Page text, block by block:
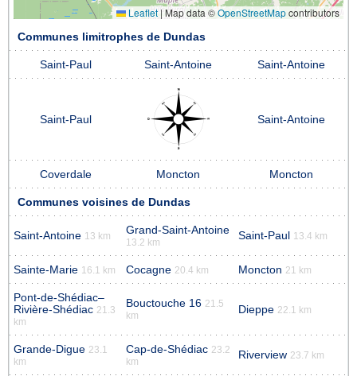
Leaflet | Map data ©OpenStreetMapcontributors
Communes limitrophes de Dundas
Saint-Paul Saint-Antoine Saint-Antoine
Saint-Paul Saint-Antoine
Coverdale Moncton Moncton
Communes voisines de Dundas
Saint-Antoine 13 km Grand-Saint-Antoine
13.2 km
Saint-Paul 13.4 km
Sainte-Marie 16.1 km Cocagne 20.4 km Moncton 21 km
Pont-de-Shédiac–
Rivière-Shédiac 21.3
km
Bouctouche 16 21.5
km
Dieppe 22.1 km
Grande-Digue 23.1
km
Cap-de-Shédiac 23.2
km
Riverview 23.7 km